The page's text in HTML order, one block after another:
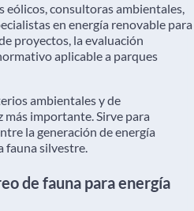
eólicos, consultoras ambientales,
en energía renovable para
proyectos, la evaluación
aplicable a parques
ambientales y de
importante. Sirve para
la generación de energía
fauna silvestre.
de fauna para energía